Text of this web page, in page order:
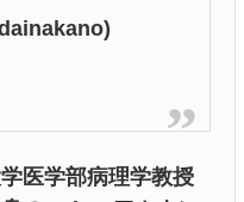
医学部病理学教授